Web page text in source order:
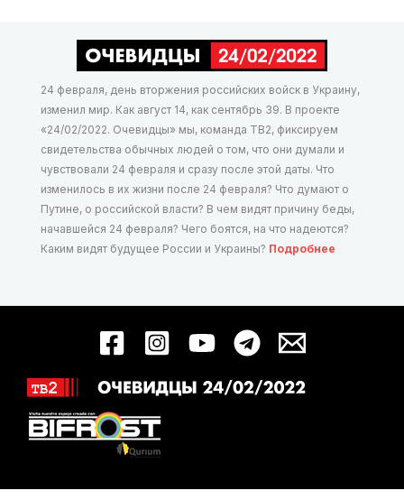
24 февраля, день вторжения российских войск в Украину,
изменил мир. Как август 14, как сентябрь 39. В проекте
«24/02/2022. Очевидцы» мы, команда ТВ2, фиксируем
свидетельства обычных людей о том, что они думали и
чувствовали 24 февраля и сразу после этой даты. Что
изменилось в их жизни после 24 февраля? Что думают о
Путине, о российской власти? В чем видят причину беды,
начавшейся 24 февраля? Чего боятся, на что надеются?
Каким видят будущее России и Украины? Подробнее